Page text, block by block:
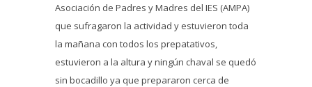
Asociación de Padres y Madres del IES (AMPA)
que sufragaron la actividad y estuvieron toda
la mañana con todos los prepatativos,
estuvieron a la altura y ningún chaval se quedó
sin bocadillo ya que prepararon cerca de